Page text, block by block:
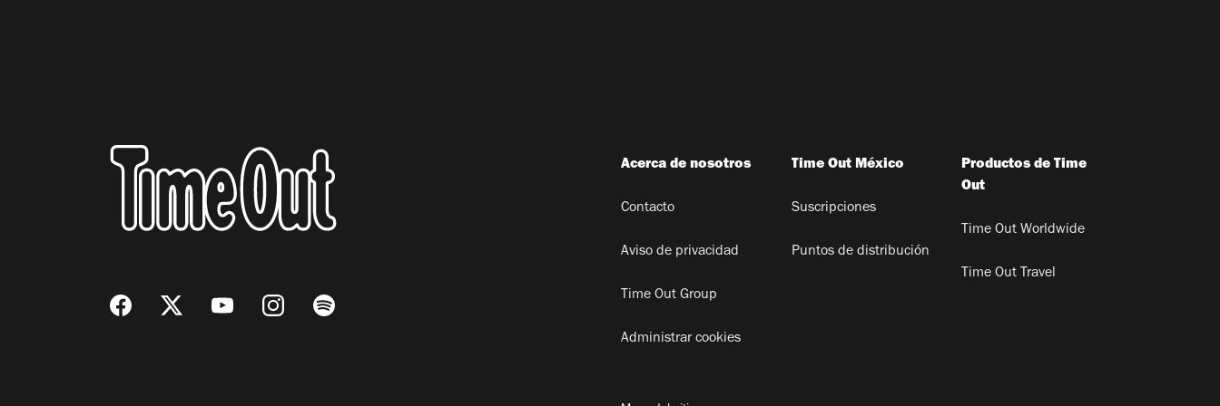
Acerca de nosotros
Contacto
Aviso de privacidad
Time Out Group
Administrar cookies
Time Out México
Suscripciones
Puntos de distribución
Productos de Time
Out
Time Out Worldwide
Time Out Travel